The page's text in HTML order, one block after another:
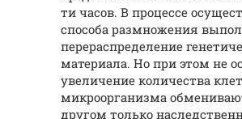
ти часов. В процессе
способа размножения
перераспределение
материала. Но при этом не
увеличение количества
микроорганизма
другом только